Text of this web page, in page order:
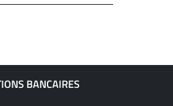
BANCAIRES